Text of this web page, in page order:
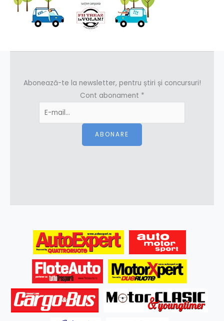
Abonează-te la newsletter, pentru știri și concursuri!
Cont abonament *
ABONARE